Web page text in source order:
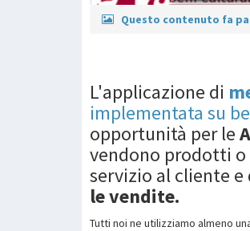
Questo contenuto fa
L'applicazione di
implementata su
opportunità per le
vendono prodotti
servizio al cliente e
le vendite.
Tutti noi ne utilizziamo almeno